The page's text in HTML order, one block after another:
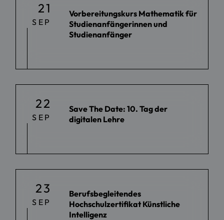
21
SEP
Vorbereitungskurs Mathematik für
Studienanfängerinnen und
Studienanfänger
22
SEP
Save The Date: 10. Tag der
digitalen Lehre
23
SEP
Berufsbegleitendes
Hochschulzertifikat Künstliche
Intelligenz